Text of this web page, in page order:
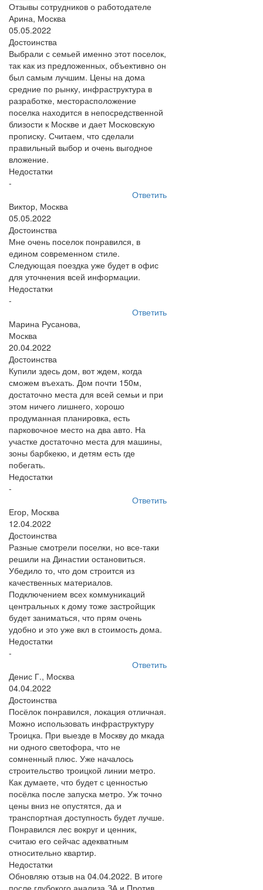
Отзывы сотрудников о работодателе
Арина, Москва
05.05.2022
Достоинства
Выбрали с семьей именно этот поселок,
так как из предложенных, объективно он
был самым лучшим. Цены на дома
средние по рынку, инфраструктура в
разработке, месторасположение
поселка находится в непосредственной
близости к Москве и дает Московскую
прописку. Считаем, что сделали
правильный выбор и очень выгодное
вложение.
Недостатки
-
Ответить
Виктор, Москва
05.05.2022
Достоинства
Мне очень поселок понравился, в
едином современном стиле.
Следующая поездка уже будет в офис
для уточнения всей информации.
Недостатки
-
Ответить
Марина Русанова,
Москва
20.04.2022
Достоинства
Купили здесь дом, вот ждем, когда
сможем въехать. Дом почти 150м,
достаточно места для всей семьи и при
этом ничего лишнего, хорошо
продуманная планировка, есть
парковочное место на два авто. На
участке достаточно места для машины,
зоны барбкекю, и детям есть где
побегать.
Недостатки
-
Ответить
Егор, Москва
12.04.2022
Достоинства
Разные смотрели поселки, но все-таки
решили на Династии остановиться.
Убедило то, что дом строится из
качественных материалов.
Подключением всех коммуникаций
центральных к дому тоже застройщик
будет заниматься, что прям очень
удобно и это уже вкл в стоимость дома.
Недостатки
-
Ответить
Денис Г., Москва
04.04.2022
Достоинства
Посёлок понравился, локация отличная.
Можно использовать инфраструктуру
Троицка. При выезде в Москву до мкада
ни одного светофора, что не
сомненный плюс. Уже началось
строительство троицкой линии метро.
Как думаете, что будет с ценностью
посёлка после запуска метро. Уж точно
цены вниз не опустятся, да и
транспортная доступность будет лучше.
Понравился лес вокруг и ценник,
считаю его сейчас адекватным
относительно квартир.
Недостатки
Обновляю отзыв на 04.04.2022. В итоге
после глубокого анализа ЗА и Против